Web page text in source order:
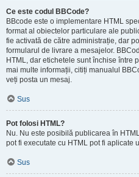
Ce este codul BBCode?
BBcode este o implementare HTML
format al obiectelor particulare ale
fie activată de către administrație, dar
formularul de livrare a mesajelor.
HTML, dar etichetele sunt închise între
mai multe informații, citiți manualul
veți posta un mesaj.
Sus
Pot folosi HTML?
Nu. Nu este posibilă publicarea în
pot fi executate cu HTML pot fi aplicate
Sus